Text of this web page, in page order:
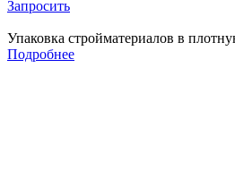
Запросить
Упаковка стройматериалов в
Подробнее